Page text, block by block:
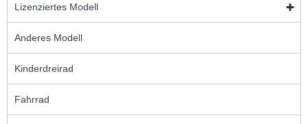
Lizenziertes Modell
Anderes Modell
Kinderdreirad
Fahrrad